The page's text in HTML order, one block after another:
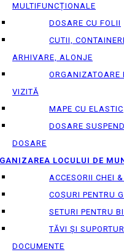
MULTIFUNCȚIONALE
DOSARE CU FOLII
CUTII,
ARHIVARE, ALONJE
ORGANIZATOARE
VIZITĂ
MAPE CU ELASTIC
DOSARE
DOSARE
LOCULUI DE
ACCESORII CHEI
COȘURI PENTRU
SETURI PENTRU
TĂVI ȘI
DOCUMENTE